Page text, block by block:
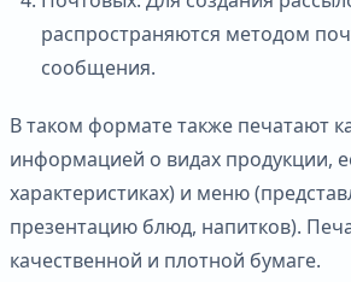
распространяются методом
сообщения.
В таком формате также печатают
информацией о видах продукции,
характеристиках) и меню
презентацию блюд, напитков).
качественной и плотной бумаге.